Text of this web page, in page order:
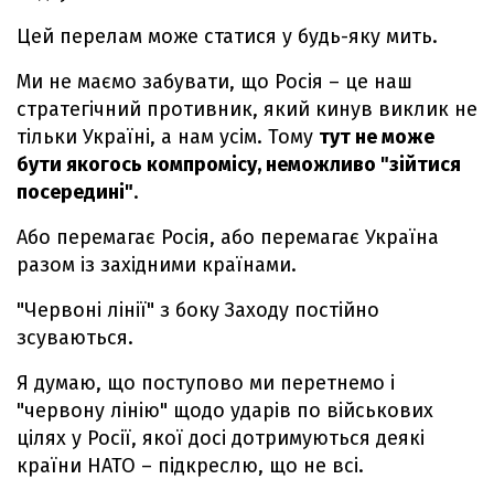
Цей перелам може статися у будь-яку мить.
Ми не маємо забувати, що Росія – це наш
стратегічний противник, який кинув виклик не
тільки Україні, а нам усім. Тому тут не може
бути якогось компромісу, неможливо "зійтися
посередині".
Або перемагає Росія, або перемагає Україна
разом із західними країнами.
"Червоні лінії" з боку Заходу постійно
зсуваються.
Я думаю, що поступово ми перетнемо і
"червону лінію" щодо ударів по військових
цілях у Росії, якої досі дотримуються деякі
країни НАТО – підкреслю, що не всі.